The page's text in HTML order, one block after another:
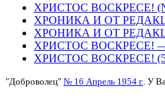
ХРИСТОС ВОСКРЕСЕ!
ХРОНИКА И ОТ
ХРОНИКА И ОТ
ХРИСТОС
ХРИСТОС ВОСКРЕСЕ!
"Доброволец" № 16 Апрель 1954 г. . У